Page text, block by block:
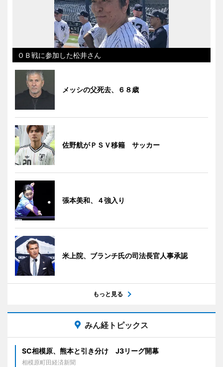
ＯＢ戦に参加した松井さん
メッシの父死去、６８歳
佐野航がＰＳＶ移籍 サッカー
張本美和、４強入り
米上院、ブランチ氏の司法長官人事承認
もっと見る
みん経トピックス
SC相模原、熊本と引き分け J3リーグ開幕
相模原町田経済新聞